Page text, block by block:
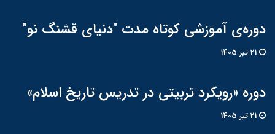
دوره‌ی آموزشی کوتاه مدت "دنیای قشنگ نو"
دوره «رویکرد تربیتی در تدریس تاریخ اسلام»